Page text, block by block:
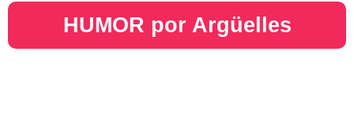
HUMOR por Argüelles​